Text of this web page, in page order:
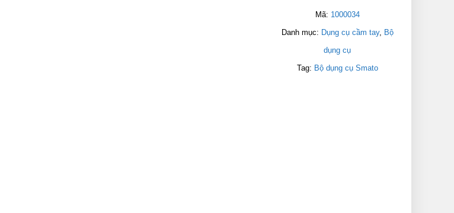
Mã: 1000034
Danh mục: Dụng cụ cầm tay, Bộ
dụng cụ
Tag: Bộ dụng cụ Smato